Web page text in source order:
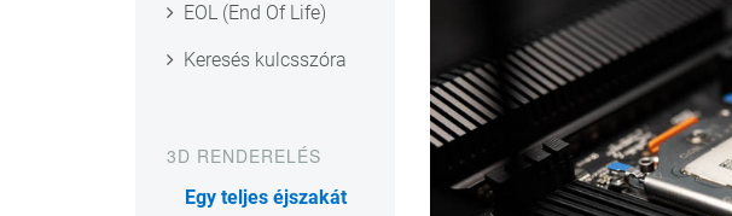
EOL (End Of Life)
Keresés kulcsszóra
3D RENDERELÉS
Egy teljes éjszakát